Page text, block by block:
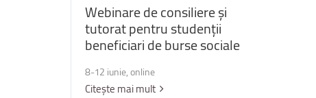
Webinaredeconsiliereși
tutoratpentrustudenții
beneficiaridebursesociale
8-12 iunie, online
Citește mai mult